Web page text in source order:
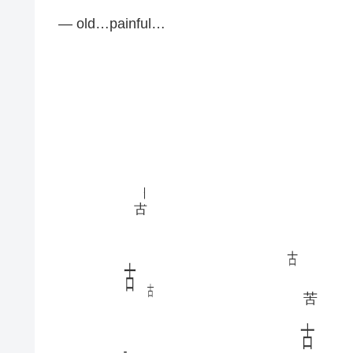
— old…painful…
古
古
古
苦
古